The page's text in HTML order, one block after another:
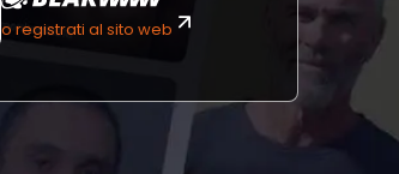
o registrati al sito web